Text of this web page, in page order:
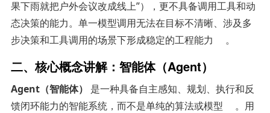
果下雨就把户外会议改成线上”），更不具备调用工具和动
态决策的能力。单一模型调用无法在目标不清晰、涉及多
步决策和工具调用的场景下形成稳定的工程能力
。
二、核心概念讲解：智能体（Agent）
Agent（智能体）
是一种具备自主感知、规划、执行和反
馈闭环能力的智能系统，而不是单纯的算法或模型
。用